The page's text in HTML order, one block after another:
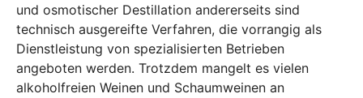
und osmotischer Destillation andererseits sind
technisch ausgereifte Verfahren, die vorrangig als
Dienstleistung von spezialisierten Betrieben
angeboten werden. Trotzdem mangelt es vielen
alkoholfreien Weinen und Schaumweinen an